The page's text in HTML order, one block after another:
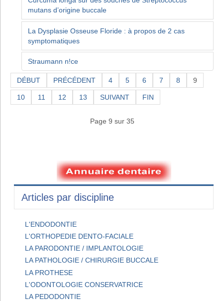
mutans d’origine buccale
La Dysplasie Osseuse Floride : à propos de 2 cas
symptomatiques
Straumann n!ce
DÉBUT PRÉCÉDENT 4 5 6 7 8 9
10 11 12 13 SUIVANT FIN
Page 9 sur 35
Articles par discipline
L'ENDODONTIE
L'ORTHOPEDIE DENTO-FACIALE
LA PARODONTIE / IMPLANTOLOGIE
LA PATHOLOGIE / CHIRURGIE BUCCALE
LA PROTHESE
L'ODONTOLOGIE CONSERVATRICE
LA PEDODONTIE